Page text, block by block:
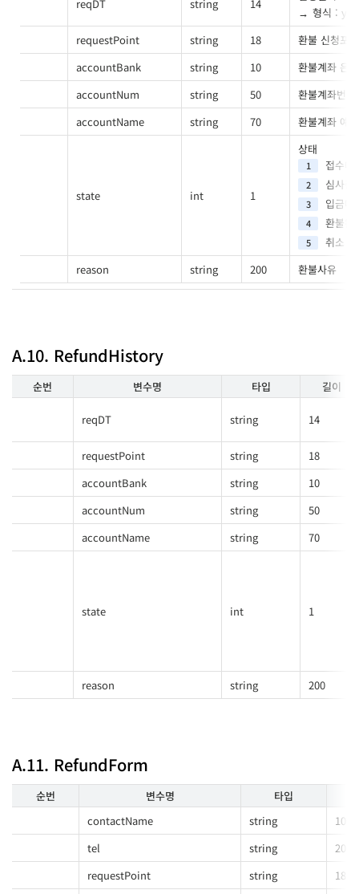
reqDT string 14
형식 :
requestPoint
string 18
환불 신청포
accountBank
string 10
환불계좌 은
accountNum
string 50
환불계좌번호
accountName
string 70 환불계좌 예
state int 1
상태
1 접수대
2 심사중
3 입금대
4 환불완
5
취소
reason
string 200 환불사유
A.10. RefundHistory
순번 변수명 타입 길이
reqDT string 14
requestPoint string
18
accountBank
string
10
accountNum
string
50
accountName
string 70
state int 1
reason string 200
A.11. RefundForm
순번 변수명 타입
contactName
string
100
tel
string
20
requestPoint
string
18